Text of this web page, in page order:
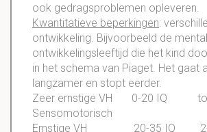
ook gedragsproblemen opleveren.
Kwantitatieve beperkingen:
ontwikkeling. Bijvoorbeeld de
ontwikkelingsleeftijd die het kind
in het schema van Piaget. Het gaat
langzamer en stopt eerder.
Zeer ernstige VH 0-20 IQ
Sensomotorisch
Ernstige VH 20-35 IQ